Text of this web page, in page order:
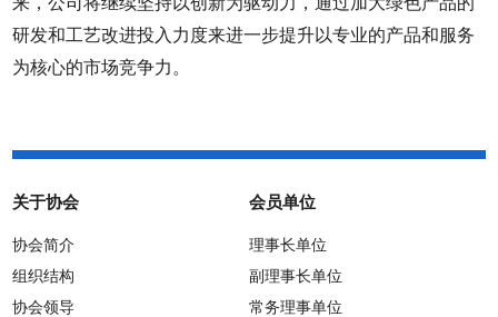
研发和工艺改进投入力度来进一步提升以专业的产品和服务
为核心的市场竞争力。
关于协会
协会简介
组织结构
协会领导
会员单位
理事长单位
副理事长单位
常务理事单位